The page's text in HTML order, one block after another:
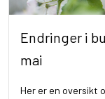
Endringer i
mai
Her er en oversikt